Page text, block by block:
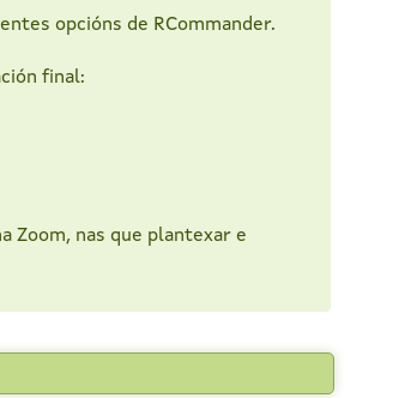
opcións de RCommander.
final:
Zoom, nas que plantexar e